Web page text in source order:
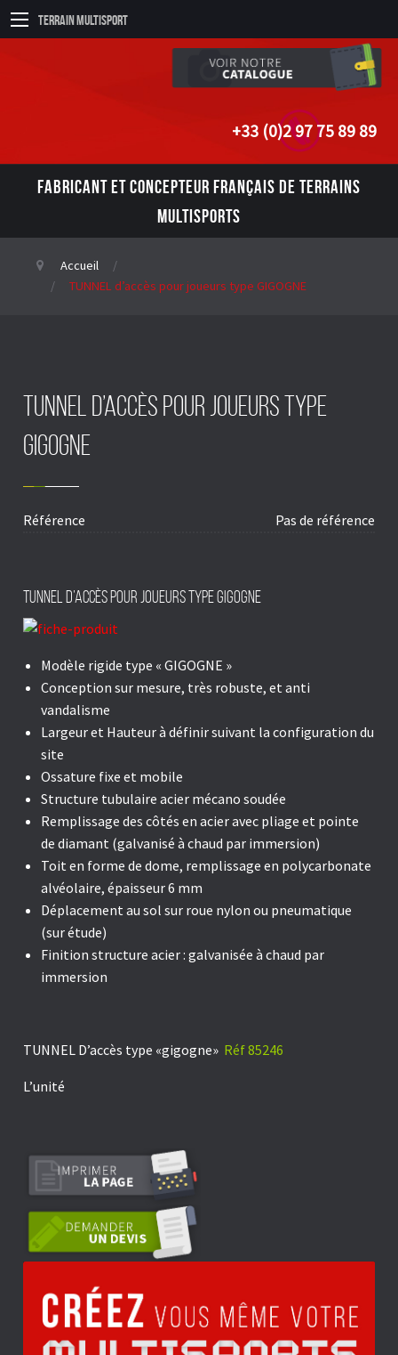
Terrain Multisport
+33 (0)2 97 75 89 89
FABRICANT ET CONCEPTEUR FRANÇAIS DE TERRAINS
MULTISPORTS
Accueil
TUNNEL d’accès pour joueurs type GIGOGNE
TUNNEL d’accès pour joueurs type
GIGOGNE
Référence Pas de référence
Tunnel d’accès pour joueurs Type GIGOGNE
Modèle rigide type « GIGOGNE »
Conception sur mesure, très robuste, et anti
vandalisme
Largeur et Hauteur à définir suivant la configuration du
site
Ossature fixe et mobile
Structure tubulaire acier mécano soudée
Remplissage des côtés en acieravec pliage et pointe
de diamant (galvanisé à chaud par immersion)
Toit en forme de dome, remplissage en polycarbonate
alvéolaire, épaisseur 6 mm
Déplacement au sol sur roue nylon ou pneumatique
(sur étude)
Finition structure acier : galvanisée à chaud par
immersion
TUNNEL D’accès type «gigogne» Réf 85246
L’unité